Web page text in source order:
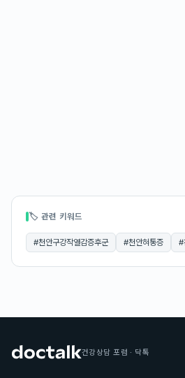
🏷 관련 키워드
#천안구강작열감증후군 #천안혀통증 #
건강상담 포럼 · 닥톡